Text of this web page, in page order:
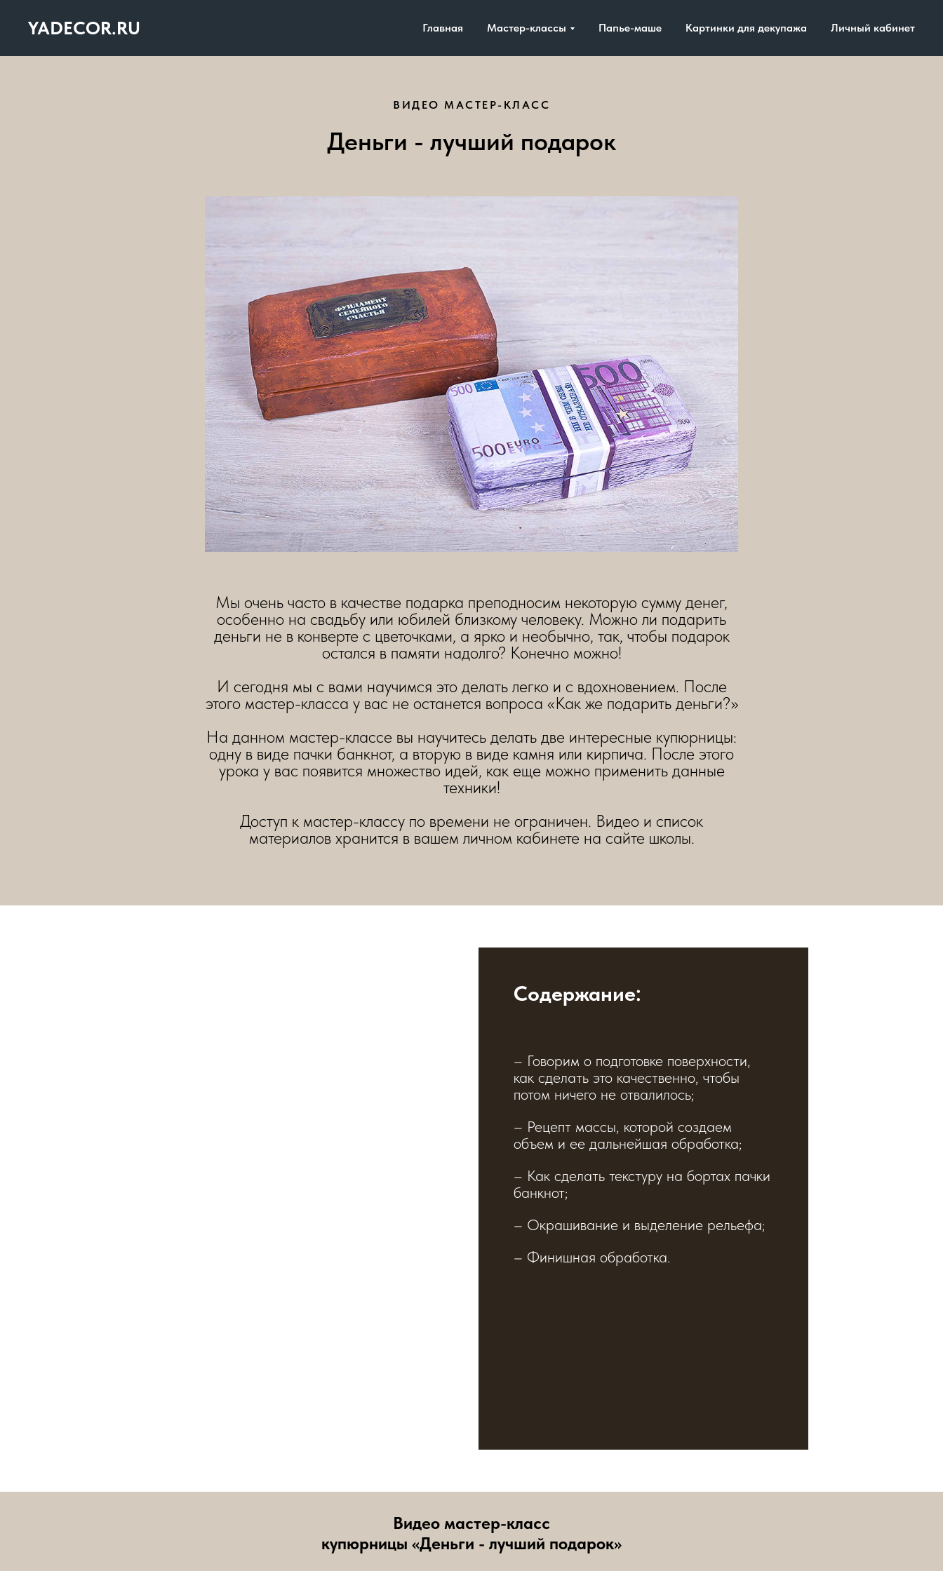
YADECOR.RU Главная Мастер-классы Папье-маше Картинки для декупажа Личный кабинет
ВИДЕО МАСТЕР-КЛАСС
Деньги - лучший подарок
Мы очень часто в качестве подарка преподносим некоторую сумму денег,
особенно на свадьбу или юбилей близкому человеку. Можно ли подарить
деньги не в конверте с цветочками, а ярко и необычно, так, чтобы подарок
остался в памяти надолго? Конечно можно!
И сегодня мы с вами научимся это делать легко и с вдохновением. После
этого мастер-класса у вас не останется вопроса «Как же подарить деньги?»
На данном мастер-классе вы научитесь делать две интересные купюрницы:
одну в виде пачки банкнот, а вторую в виде камня или кирпича. После этого
урока у вас появится множество идей, как еще можно применить данные
техники!
Доступ к мастер-классу по времени не ограничен. Видео и список
материалов хранится в вашем личном кабинете на сайте школы.
Содержание:
– Говорим о подготовке поверхности,
как сделать это качественно, чтобы
потом ничего не отвалилось;
– Рецепт массы, которой создаем
объем и ее дальнейшая обработка;
– Как сделать текстуру на бортах пачки
банкнот;
– Окрашивание и выделение рельефа;
– Финишная обработка.
Видео мастер-класс
купюрницы «Деньги - лучший подарок»